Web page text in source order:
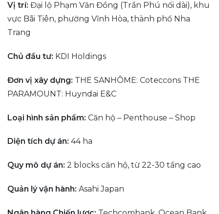
Vị trí: Đại lộ Phạm Văn Đồng (Trần Phú nối dài), khu
vực Bãi Tiên, phường Vĩnh Hòa, thành phố Nha
Trang
Chủ đầu tư: KDI Holdings
Đơn vị xây dựng: THE SANHÔME: Coteccons THE
PARAMOUNT: Huyndai E&C
Loại hình sản phẩm: Căn hộ – Penthouse – Shop
Diện tích dự án: 44 ha
Quy mô dự án: 2 blocks căn hộ, từ 22-30 tầng cao
Quản lý vận hành: Asahi Japan